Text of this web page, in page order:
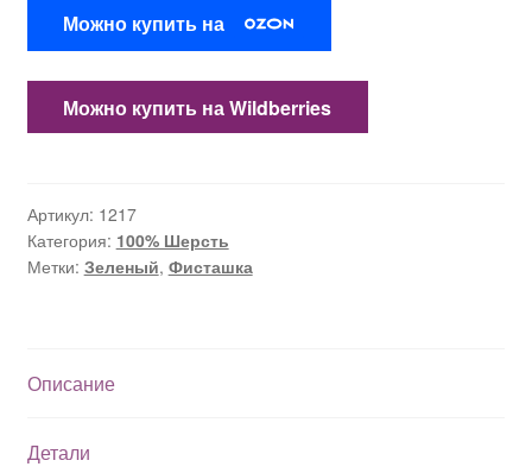
Можно купить на
Можно купить на Wildberries
Артикул: 1217
Категория: 100% Шерсть
Метки: Зеленый, Фисташка
Описание
Детали